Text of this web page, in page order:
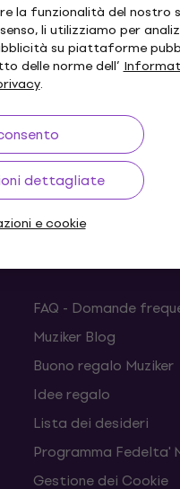
la funzionalità del nostro
li utilizziamo per
su piattaforme
delle norme dell’
.
dettagliate
e cookie
la merce
su come procedere
Politica
FAQ - Domande
Muziker Blog
Buono regalo Muziker
Idee regalo
Lista dei desideri
Programma Fedelta'
Gestione dei Cookie